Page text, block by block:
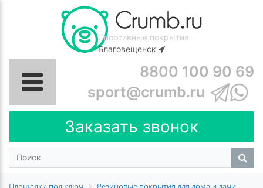
Спортивные покрытия
Благовещенск
8800 100 90 69
sport@crumb.ru
Заказать звонок